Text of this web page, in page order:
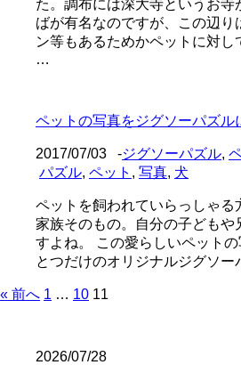
た。調布には深大寺というお寺
ばが有名なのですが、この辺り
ン等もあるためかペットに対
…
ペットの写真をジグソーパズル
2017/07/03 -ジグソーパズル,
パズル, ペット , 写真, 犬
ペットを飼われていらっしゃる
家族そのもの。自分の子どもや
すよね。 この愛らしいペット
とつだけのオリジナルジグソ
« 前へ 1 … 10 11
2026/07/28